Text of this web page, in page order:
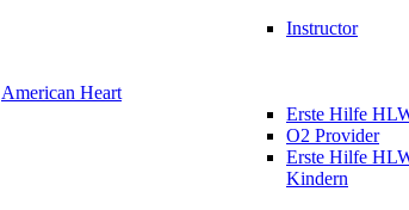
Instructor
American Heart
Erste Hilfe
O2 Provider
Erste Hilfe
Kindern